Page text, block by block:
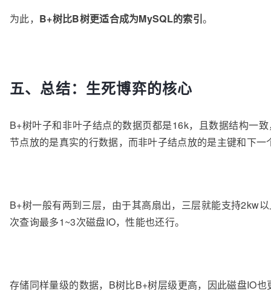
为此， B+树比B树更适合成为MySQL的索引。
五、总结：生死博弈的核心
B+树叶子和非叶子结点的数据页都是16k，且数据结构一
节点放的是真实的行数据，而非叶子结点放的是主键和下一
B+树一般有两到三层，由于其高扇出，三层就能支持2kw
次查询最多1~3次磁盘IO，性能也还行。
存储同样量级的数据，B树比B+树层级更高，因此磁盘IO也